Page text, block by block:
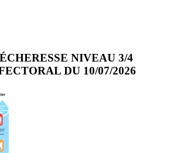
NIVEAU 3/4
DU 10/07/2026